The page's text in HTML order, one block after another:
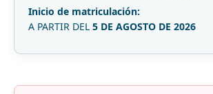
Inicio de matriculación:
A PARTIR DEL 5 DE AGOSTO DE 2026